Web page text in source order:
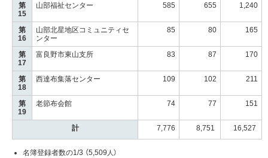
第
15
山部福祉センター 585 655 1,240
第
16
山部北星地区コミュニティセ
ンター
85 80 165
第
17
富良野市東山支所 83 87 170
第
18
西達布集落センター 109 102 211
第
19
老節布会館 74 77 151
計 7,776 8,751 16,527
名簿登録者数の1/3 （5,509 人）